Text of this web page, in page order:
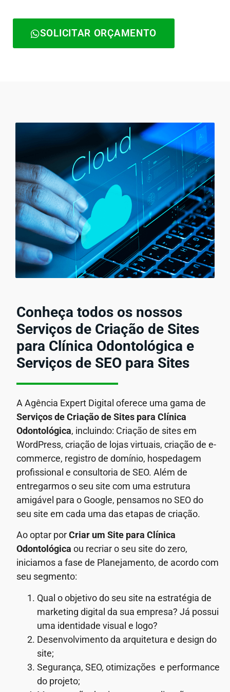
SOLICITAR ORÇAMENTO
Conheça todos os nossos
Serviços de Criação de Sites
para Clínica Odontológica e
Serviços de SEO para Sites
A Agência Expert Digital oferece uma gama de
Serviços de Criação de Sites para Clínica
Odontológica, incluindo: Criação de sites em
WordPress, criação de lojas virtuais, criação de e-
commerce, registro de domínio, hospedagem
profissional e consultoria de SEO. Além de
entregarmos o seu site com uma estrutura
amigável para o Google, pensamos no SEO do
seu site em cada uma das etapas de criação.
Ao optar porCriar um Site para Clínica
Odontológica ou recriar o seu site do zero,
iniciamos a fase de Planejamento, de acordo com
seu segmento:
Qual o objetivo do seu site na estratégia de
marketing digital da sua empresa? Já possui
uma identidade visual e logo?
Desenvolvimento da arquitetura e design do
site;
Segurança, SEO, otimizações e performance
do projeto;